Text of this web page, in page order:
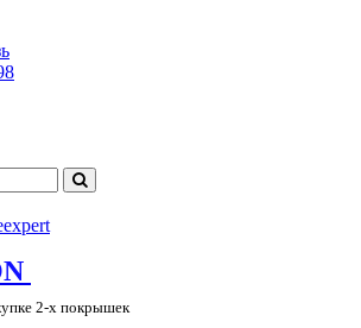
2-х покрышек